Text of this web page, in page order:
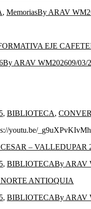
, MemoriasBy ARAV
EJE
By ARAV WM202609/03/
, BIBLIOTECA,
youtu.be/
– VALLEDUPAR
, BIBLIOTECABy ARAV
ANTIOQUIA
, BIBLIOTECABy ARAV